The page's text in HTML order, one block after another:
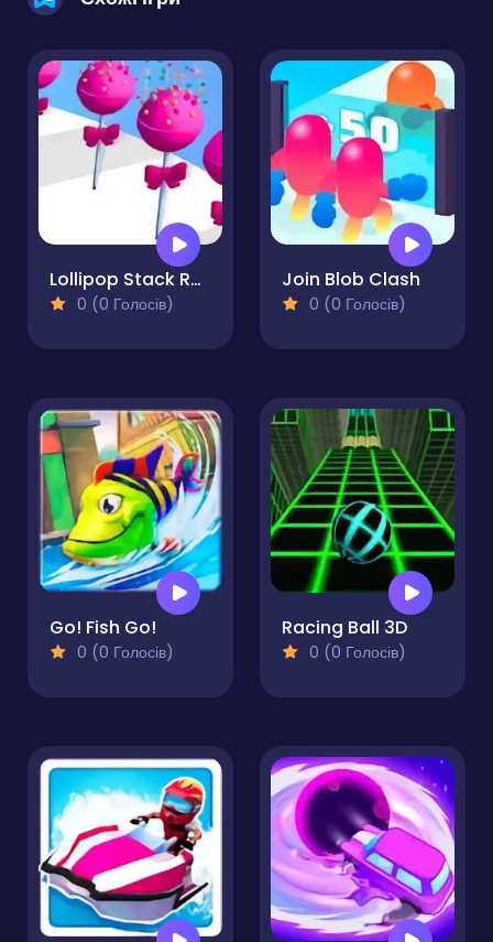
Lollipop Stack Run
0 (0 Голосів)
Join Blob Clash
0 (0 Голосів)
Go! Fish Go!
0 (0 Голосів)
Racing Ball 3D
0 (0 Голосів)